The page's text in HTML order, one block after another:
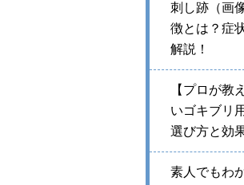
刺し跡（画
徴とは？症
解説！
【プロが教
いゴキブリ
選び方と効
素人でもわ